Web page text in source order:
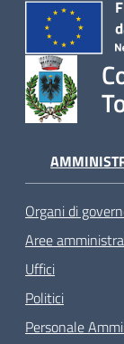
Prenotazioni
Tutti
gli
argomenti
Organi di
Aree
Uffici
Politici
Personale